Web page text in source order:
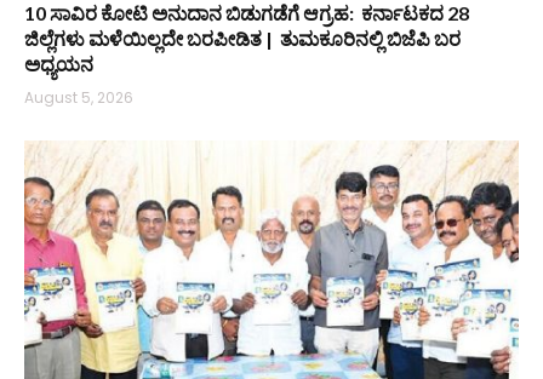
10 ಸಾವಿರ ಕೋಟಿ ಅನುದಾನ ಬಿಡುಗಡೆಗೆ ಆಗ್ರಹ: ಕರ್ನಾಟಕದ 28
ಜಿಲ್ಲೆಗಳು ಮಳೆಯಿಲ್ಲದೇ ಬರಪೀಡಿತ | ತುಮಕೂರಿನಲ್ಲಿ ಬಿಜೆಪಿ ಬರ
ಅಧ್ಯಯನ
August 5, 2026